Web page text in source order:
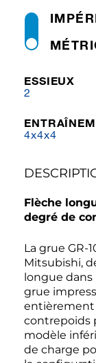
ESSIEUX
2
4x4x4
Flèche
degré de
La grue GR-
Mitsubishi,
longue
grue
entièrement
contrepoids
modèle
de charge